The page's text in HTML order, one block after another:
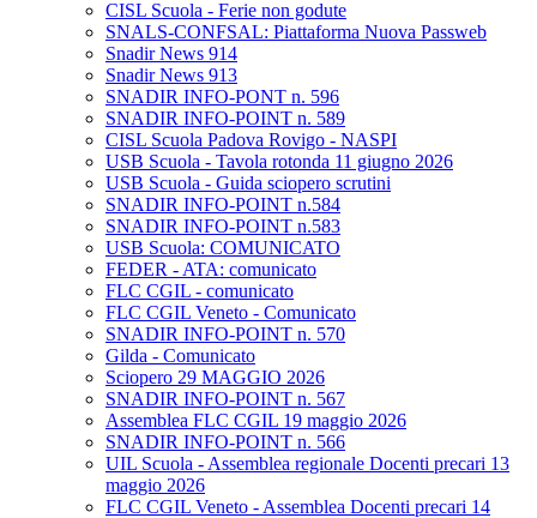
CISL Scuola - Ferie non godute
SNALS-CONFSAL: Piattaforma Nuova Passweb
Snadir News 914
Snadir News 913
SNADIR INFO-PONT n. 596
SNADIR INFO-POINT n. 589
CISL Scuola Padova Rovigo - NASPI
USB Scuola - Tavola rotonda 11 giugno 2026
USB Scuola - Guida sciopero scrutini
SNADIR INFO-POINT n.584
SNADIR INFO-POINT n.583
USB Scuola: COMUNICATO
FEDER - ATA: comunicato
FLC CGIL - comunicato
FLC CGIL Veneto - Comunicato
SNADIR INFO-POINT n. 570
Gilda - Comunicato
Sciopero 29 MAGGIO 2026
SNADIR INFO-POINT n. 567
Assemblea FLC CGIL 19 maggio 2026
SNADIR INFO-POINT n. 566
UIL Scuola - Assemblea regionale Docenti precari 13
maggio 2026
FLC CGIL Veneto - Assemblea Docenti precari 14